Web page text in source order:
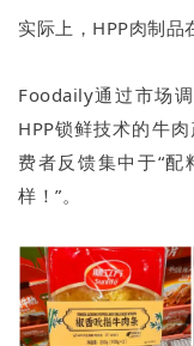
实际上，HPP肉制品
Foodaily通过市场
HPP锁鲜技术的牛
费者反馈集中于“配
样！”。